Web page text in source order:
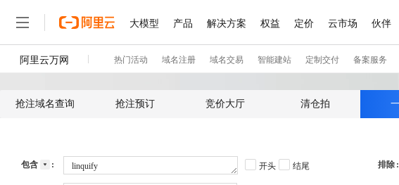
抢注域名查询 抢注预订 竞价大厅 清仓拍
包含 开头 结尾 排除